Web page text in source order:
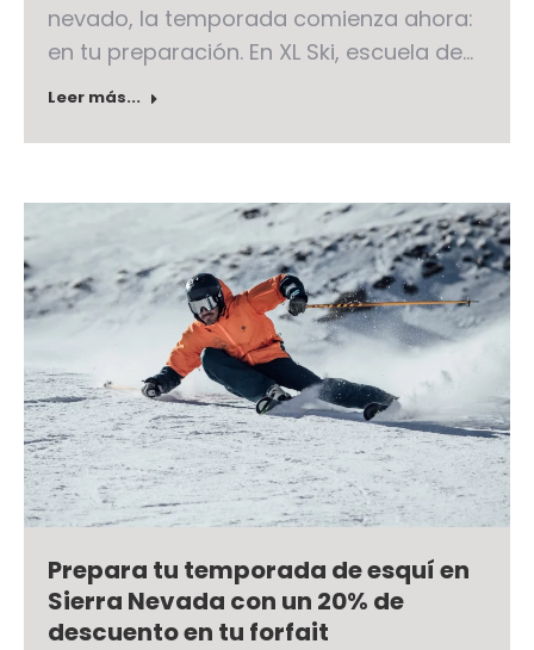
nevado, la temporada comienza ahora:
en tu preparación. En XL Ski, escuela de…
Leer más...
Prepara tu temporada de esquí en
Sierra Nevada con un 20% de
descuento en tu forfait